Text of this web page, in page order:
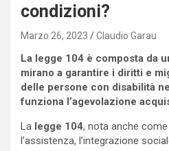
condizioni?
Marzo 26, 2023 Claudio Garau
La legge 104 è composta da
mirano a garantire i diritti e
delle persone con disabilità
funziona l’agevolazione
La legge 104, nota anche
l’assistenza, l’integrazione